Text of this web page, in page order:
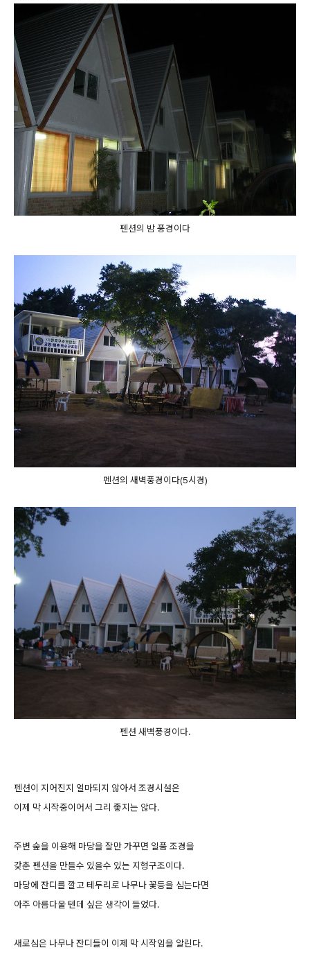
펜션의 밤 풍경이다
펜션의 새벽풍경이다(5시경)
펜션 새벽풍경이다.
펜션이 지어진지 얼마되지 않아서 조경시설은
이제 막 시작중이어서 그리 좋지는 않다.
주변 숲을 이용해 마당을 잘만 가꾸면 일품 조경을
갖춘 펜션을 만들수 있을수 있는 지형구조이다.
마당에 잔디를 깔고 테두리로 나무나 꽃등을 심는다면
아주 아름다울 텐데 싶은 생각이 들었다.
새로심은 나무나 잔디들이 이제 막 시작임을 알린다.